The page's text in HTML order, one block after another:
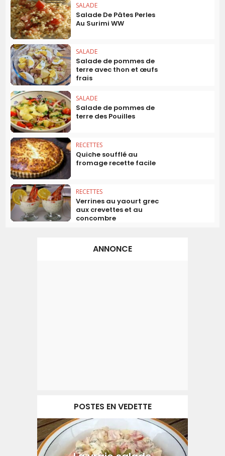
SALADE
Salade De Pâtes Perles
Au Surimi WW
SALADE
Salade de pommes de
terre avec thon et œufs
frais
SALADE
Salade de pommes de
terre des Pouilles
RECETTES
Quiche soufflé au
fromage recette facile
RECETTES
Verrines au yaourt grec
aux crevettes et au
concombre
ANNONCE
POSTES EN VEDETTE